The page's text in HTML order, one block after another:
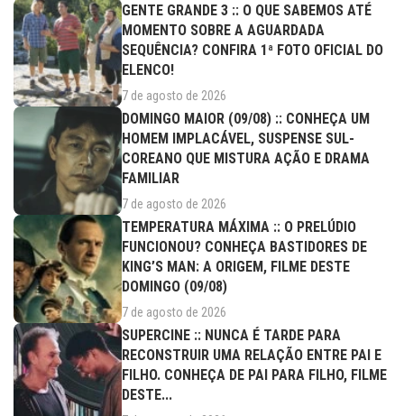
GENTE GRANDE 3 :: O QUE SABEMOS ATÉ
MOMENTO SOBRE A AGUARDADA
SEQUÊNCIA? CONFIRA 1ª FOTO OFICIAL DO
ELENCO!
7 de agosto de 2026
DOMINGO MAIOR (09/08) :: CONHEÇA UM
HOMEM IMPLACÁVEL, SUSPENSE SUL-
COREANO QUE MISTURA AÇÃO E DRAMA
FAMILIAR
7 de agosto de 2026
TEMPERATURA MÁXIMA :: O PRELÚDIO
FUNCIONOU? CONHEÇA BASTIDORES DE
KING’S MAN: A ORIGEM, FILME DESTE
DOMINGO (09/08)
7 de agosto de 2026
SUPERCINE :: NUNCA É TARDE PARA
RECONSTRUIR UMA RELAÇÃO ENTRE PAI E
FILHO. CONHEÇA DE PAI PARA FILHO, FILME
DESTE...